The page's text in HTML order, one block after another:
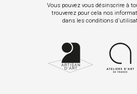
Vous pouvez vous désinscrire à
trouverez pour cela nos
dans les conditions